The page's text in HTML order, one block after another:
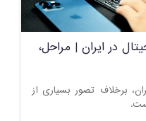
در ایران | مراحل،
برخلاف تصور بسیاری از